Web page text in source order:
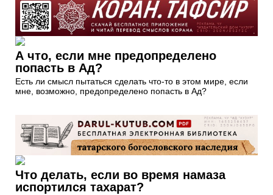
А что, если мне предопределено
попасть в Ад?
Есть ли смысл пытаться сделать что-то в этом мире, если
мне, возможно, предопределено попасть в Ад?
Что делать, если во время намаза
испортился тахарат?